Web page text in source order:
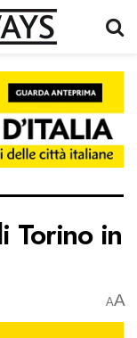
Torino in
AA